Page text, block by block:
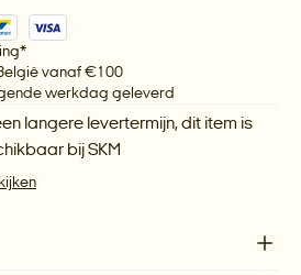
vanaf €100
werkdag geleverd
langere levertermijn, dit item is
bijSKM